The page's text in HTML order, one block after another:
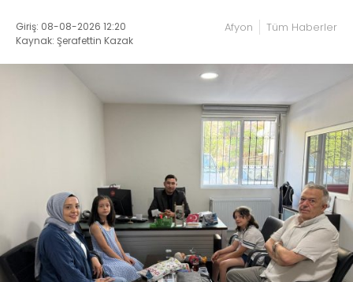
Giriş: 08-08-2026 12:20
Kaynak: Şerafettin Kazak
Afyon Tüm Haberler